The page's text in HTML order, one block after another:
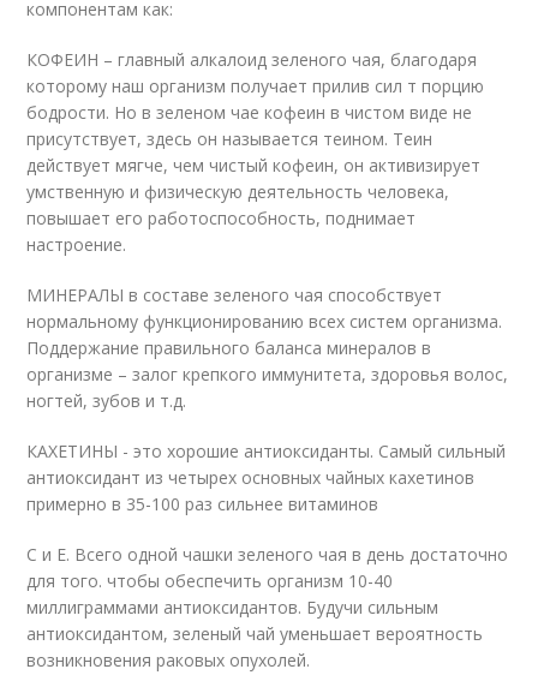
компонентам как:
КОФЕИН – главный алкалоид зеленого чая, благодаря
которому наш организм получает прилив сил т порцию
бодрости. Но в зеленом чае кофеин в чистом виде не
присутствует, здесь он называется теином. Теин
действует мягче, чем чистый кофеин, он активизирует
умственную и физическую деятельность человека,
повышает его работоспособность, поднимает
настроение.
МИНЕРАЛЫ в составе зеленого чая способствует
нормальному функционированию всех систем организма.
Поддержание правильного баланса минералов в
организме – залог крепкого иммунитета, здоровья волос,
ногтей, зубов и т.д.
КАХЕТИНЫ - это хорошие антиоксиданты. Самый сильный
антиоксидант из четырех основных чайных кахетинов
примерно в 35-100 раз сильнее витаминов
С и Е. Всего одной чашки зеленого чая в день достаточно
для того. чтобы обеспечить организм 10-40
миллиграммами антиоксидантов. Будучи сильным
антиоксидантом, зеленый чай уменьшает вероятность
возникновения раковых опухолей.